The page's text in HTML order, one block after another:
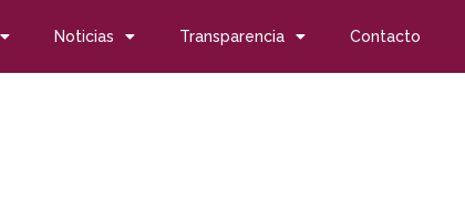
Noticias Transparencia Contacto